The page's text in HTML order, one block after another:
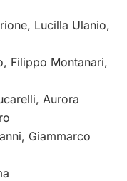
Lucilla Ulanio,
Filippo Montanari,
Aurora
Giammarco